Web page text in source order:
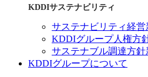
KDDIサステナビリティ
サステナビリティ経営
KDDIグループ人権方
サステナブル調達方針
KDDIグループについて